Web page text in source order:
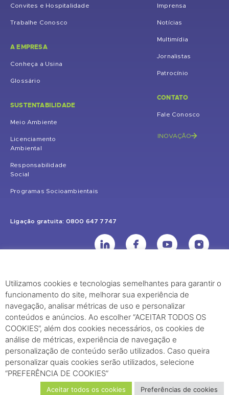
Convites e Hospitalidade
Trabalhe Conosco
A EMPRESA
Conheça a Usina
Glossário
SUSTENTABILIDADE
Meio Ambiente
Licenciamento
Ambiental
Responsabilidade
Social
Programas Socioambientais
Imprensa
Notícias
Multimídia
Jornalistas
Patrocínio
CONTATO
Fale Conosco
INOVAÇÃO
Ligação gratuita: 0800 647 7747
UHE Jirau
Rodovia BR-364, KM 824 S/Nº - Distrito de Jaci Paraná – Porto Velho
(RO) – CEP: 76840-000 – Telefone: (69) 2182.8600
Edifício Palácio Austregésilo de Athayde Av. Presidente Wilson, 231 -
29º Andar, Sala 2904, Centro - Rio de Janeiro, RJ Cep - 20030-021
Utilizamos cookies e tecnologias semelhantes para garantir o
funcionamento do site, melhorar sua experiência de
navegação, analisar métricas de uso e personalizar
conteúdos e anúncios. Ao escolher “ACEITAR TODOS OS
COOKIES”, além dos cookies necessários, os cookies de
análise de métricas, experiência de navegação e
personalização de conteúdo serão utilizados. Caso queira
personalizar quais cookies serão utilizados, selecione
“PREFERÊNCIA DE COOKIES”
Aceitar todos os cookies Preferências de cookies